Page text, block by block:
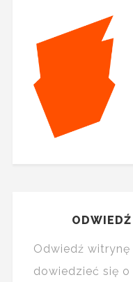
Odwiedź
dowiedzieć się